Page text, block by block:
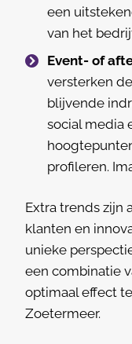
een
van het
Event- of
versterken
blijvende
social media
profileren.
Extra trends zijn
klanten en
unieke
een combinatie
optimaal effect
Zoetermeer.